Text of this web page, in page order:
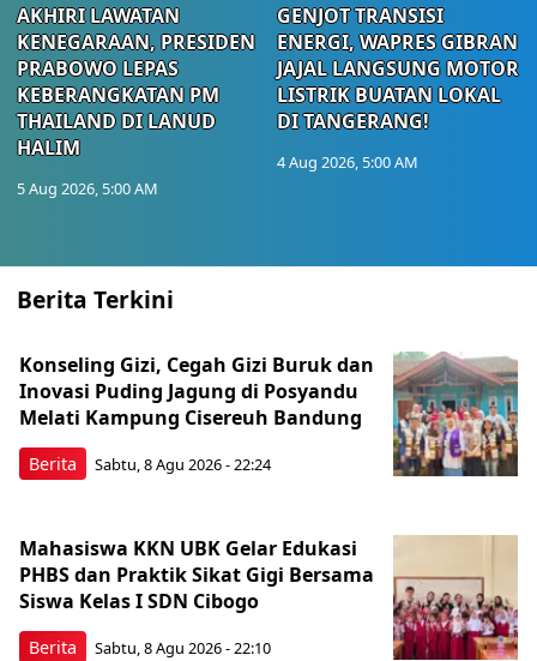
AKHIRI LAWATAN
KENEGARAAN, PRESIDEN
PRABOWO LEPAS
KEBERANGKATAN PM
THAILAND DI LANUD
HALIM
5 Aug 2026, 5:00 AM
GENJOT TRANSISI
ENERGI, WAPRES GIBRAN
JAJAL LANGSUNG MOTOR
LISTRIK BUATAN LOKAL
DI TANGERANG!
4 Aug 2026, 5:00 AM
Berita Terkini
Berita
Konseling Gizi, Cegah Gizi Buruk dan
Inovasi Puding Jagung di Posyandu
Melati Kampung Cisereuh Bandung
Sabtu, 8 Agu 2026 - 22:24
Berita
Mahasiswa KKN UBK Gelar Edukasi
PHBS dan Praktik Sikat Gigi Bersama
Siswa Kelas I SDN Cibogo
Sabtu, 8 Agu 2026 - 22:10